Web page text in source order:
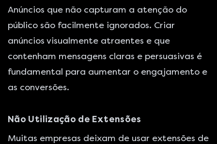
Anúncios que não capturam a atenção do
público são facilmente ignorados. Criar
anúncios visualmente atraentes e que
contenham mensagens claras e persuasivas é
fundamental para aumentar o engajamento e
as conversões.
Não Utilização de Extensões
Muitas empresas deixam de usar extensões de